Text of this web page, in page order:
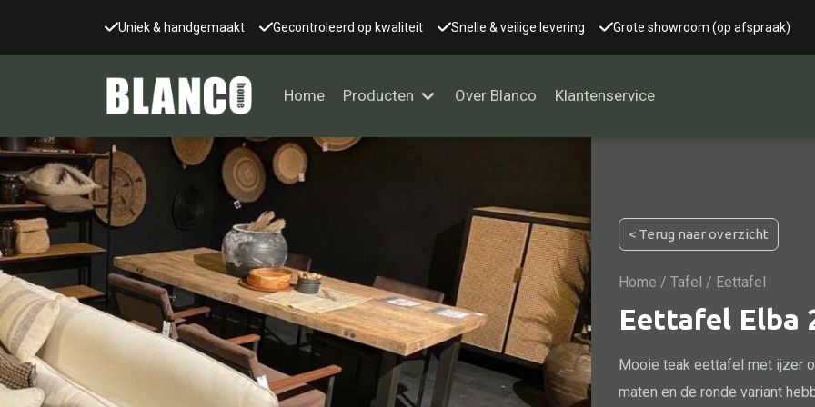
Uniek & handgemaakt Gecontroleerd op kwaliteit Snelle & veilige levering Grote showroom (op afspraak)
Home Producten Over Blanco Klantenservice
Alle tafels
Eettafel
Wandtafel
Bijzettafel
Bureau
Tafelblad
Alle kasten
Glaskast
Boekenkast
Dressoir
Nachtkast
Kast overige
Vitrine
< Terug naar overzicht
Home / Tafel / Eettafel
Eettafel Elba
Mooie teak eettafel met ijzer
maten en de ronde variant